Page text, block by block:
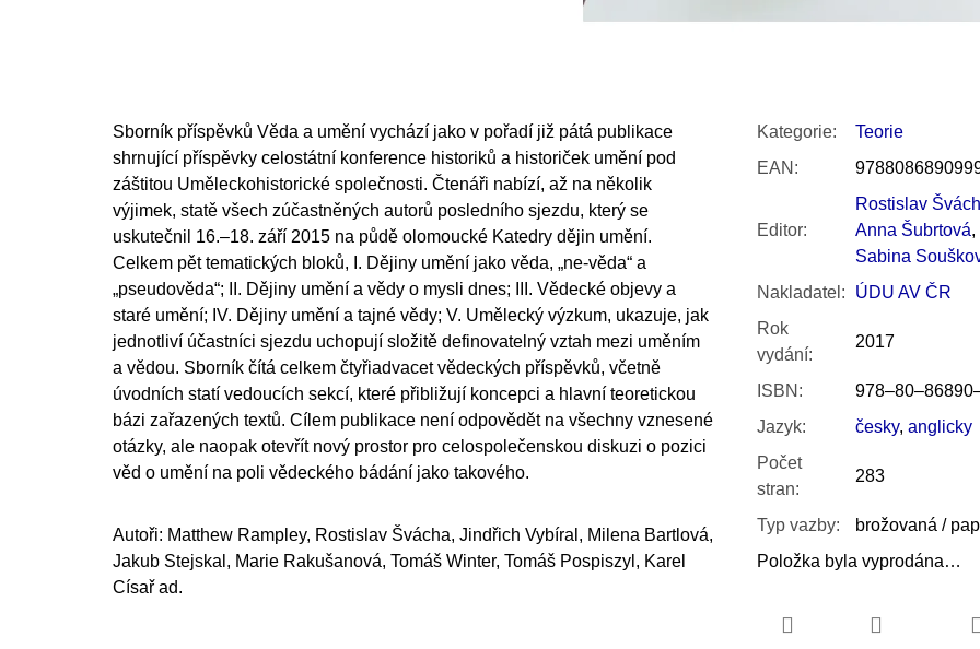
Sborník příspěvků Věda a umění vychází jako v pořadí již pátá publikace
shrnující příspěvky celostátní konference historiků a historiček umění pod
záštitou Uměleckohistorické společnosti. Čtenáři nabízí, až na několik
výjimek, statě všech zúčastněných autorů posledního sjezdu, který se
uskutečnil 16.–18. září 2015 na půdě olomoucké Katedry dějin umění.
Celkem pět tematických bloků, I. Dějiny umění jako věda, „ne-věda“ a
„pseudověda“; II. Dějiny umění a vědy o mysli dnes; III. Vědecké objevy a
staré umění; IV. Dějiny umění a tajné vědy; V. Umělecký výzkum, ukazuje, jak
jednotliví účastníci sjezdu uchopují složitě definovatelný vztah mezi uměním
a vědou. Sborník čítá celkem čtyřiadvacet vědeckých příspěvků, včetně
úvodních statí vedoucích sekcí, které přibližují koncepci a hlavní teoretickou
bázi zařazených textů. Cílem publikace není odpovědět na všechny vznesené
otázky, ale naopak otevřít nový prostor pro celospolečenskou diskuzi o pozici
věd o umění na poli vědeckého bádání jako takového.
Autoři: Matthew Rampley, Rostislav Švácha, Jindřich Vybíral, Milena Bartlová,
Jakub Stejskal, Marie Rakušanová, Tomáš Winter, Tomáš Pospiszyl, Karel
Císař ad.
Kategorie:
Teorie
EAN :
Editor:
Rostislav
Anna Šubrtová,
Sabina
Nakladatel :
ÚDU AV ČR
Rok
vydání:
2017
ISBN :
Jazyk: česky, anglicky
Počet
stran:
283
Typ vazby:
brožovaná /
Položka byla vyprodána…